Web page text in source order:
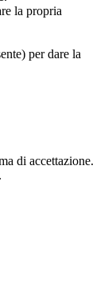
la propria
per dare la
di accettazione.